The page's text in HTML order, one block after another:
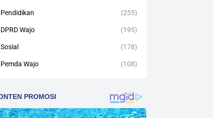
Pendidikan (255)
DPRD Wajo (195)
Sosial (178)
Pemda Wajo (108)